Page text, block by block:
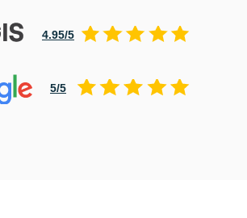
5/5
4.95/5